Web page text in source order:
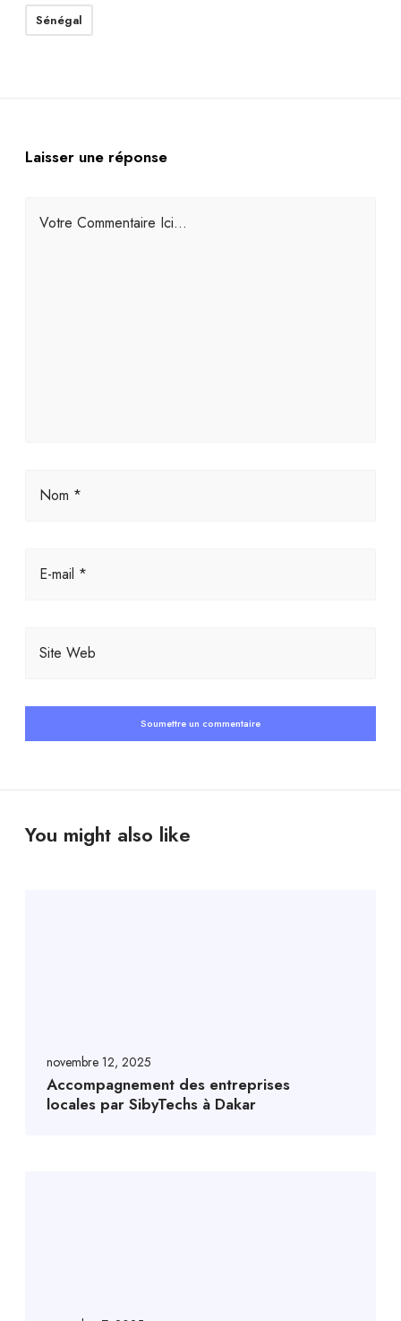
Sénégal
Laisser une réponse
Votre Commentaire Ici...
Nom *
E-mail *
Site Web
You might also like
novembre 12, 2025
Accompagnement des entreprises
locales par SibyTechs à Dakar